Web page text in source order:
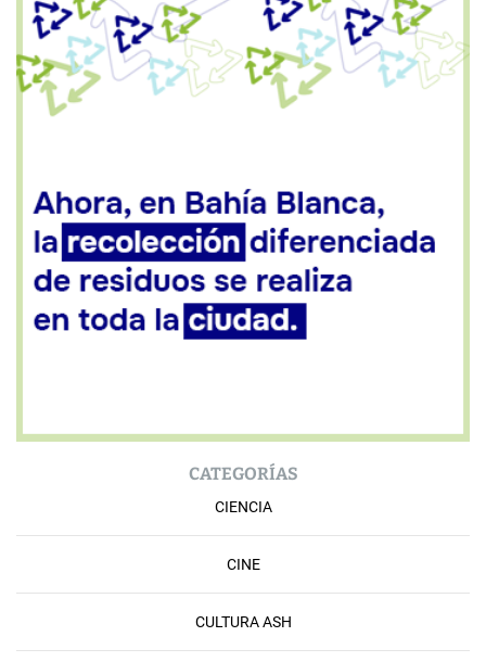
CATEGORÍAS
CIENCIA
CINE
CULTURA ASH